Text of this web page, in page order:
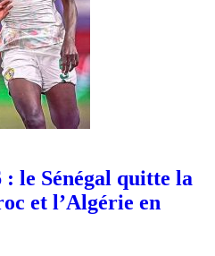
le Sénégal quitte la
et l’Algérie en